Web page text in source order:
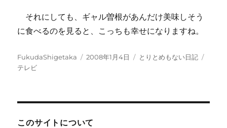
それにしても、ギャル曽根があんだけ美味しそう
に食べるのを見ると、こっちも幸せになりますね。
投
稿
FukudaShigetaka
投
2008年1月4日
カ
とりとめもない日記
テレビ
このサイトについて